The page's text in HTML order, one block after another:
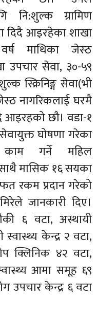
नि:शुल्क ग्रामिण
दिदै आइरहेका शाखा
माथिका जेस्ठ
सेवा, ३०-५९
स्क्रिनिङ्ग सेवा(भी
नागरिकलाई घरमै
आइरहको छौ। वडा-१
घोषणा गरेका
काम गर्ने महिल
मासिक १६ सयका
रकम प्रदान गरेको
जानकारी दिए।
६ वटा, अस्थायी
केन्द्र २ वटा,
क्लिनिक ४२ वटा,
आमा समूह ६९
उपचार केन्द्र ६ वटा